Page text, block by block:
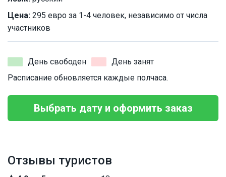
Цена: 295 евро за 1-4 человек, независимо от числа
участников
День свободен
День занят
Расписание обновляется каждые полчаса.
Выбрать дату и оформить заказ
Отзывы туристов